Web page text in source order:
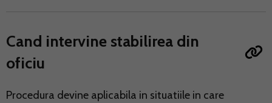
Cand intervine stabilirea din
oficiu
Procedura devine aplicabila in situatiile in care